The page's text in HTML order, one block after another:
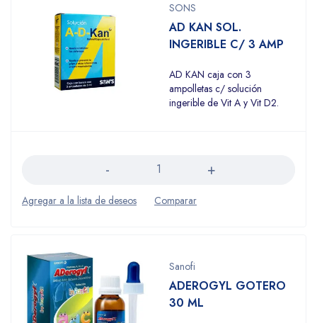
SONS
AD KAN SOL.
INGERIBLE C/ 3 AMP
AD KAN caja con 3
ampolletas c/ solución
ingerible de Vit A y Vit D2.
Sanofi
ADEROGYL GOTERO
30 ML